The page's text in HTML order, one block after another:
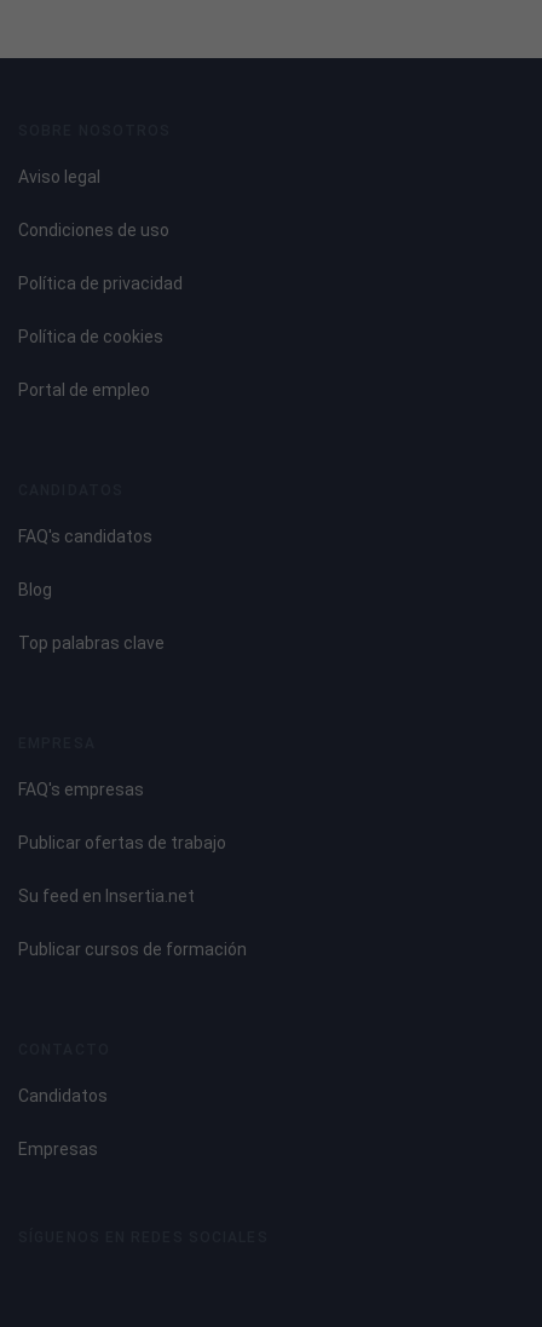
Aviso legal
Condiciones de uso
Política de privacidad
Política de cookies
Portal de empleo
FAQ's candidatos
Blog
Top palabras clave
FAQ's empresas
Publicar ofertas de trabajo
Su feed en Insertia.net
Publicar cursos de formación
Candidatos
Empresas